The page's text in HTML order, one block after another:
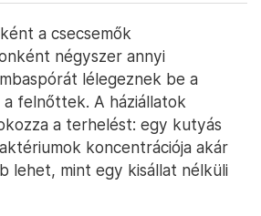
a csecsemők
négyszer annyi
lélegeznek be a
felnőttek. A háziállatok
a terhelést: egy kutyás
koncentrációja akár
lehet, mint egy kisállat nélküli